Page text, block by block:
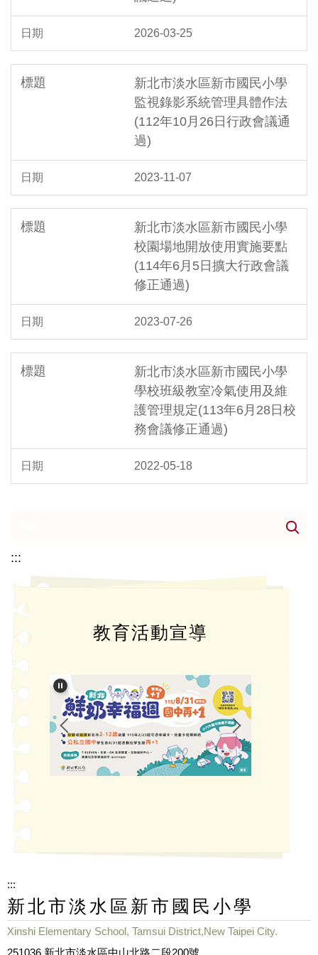
2026-03-25
新北市淡水區新市國民小學
監視錄影系統管理具體作法
(112年10月26日行政會議通
過)
2023-11-07
新北市淡水區新市國民小學
校園場地開放使用實施要點
(114年6月5日擴大行政會議
修正通過)
2023-07-26
新北市淡水區新市國民小學
學校班級教室冷氣使用及維
護管理規定(113年6月28日校
務會議修正通過)
2022-05-18
:::
教育活動宣導
:::
新北市淡水區新市國民小學
Xinshi Elementary School, Tamsui District,New Taipei City.